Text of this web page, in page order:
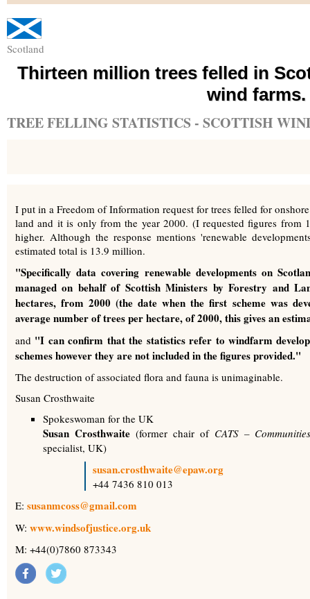
Scotland
Thirteen million trees felled in
wind farms.
TREE FELLING STATISTICS - SCOTTISH
I put in a Freedom of Information request for trees felled for
land and it is only from the year 2000. (I requested figures
higher. Although the response mentions 'renewable
estimated total is 13.9 million.
"Specifically data covering renewable developments on
managed on behalf of Scottish Ministers by Forestry and
hectares, from 2000 (the date when the first scheme was
average number of trees per hectare, of 2000, this gives an
and "I can confirm that the statistics refer to windfarm
schemes however they are not included in the figures provided."
The destruction of associated flora and fauna is unimaginable.
Susan Crosthwaite
Spokeswoman for the UK
Susan Crosthwaite(former chair of CATS –
specialist, UK)
susan.crosthwaite@epaw.org
+44 7436 810 013
E: susanmcoss@gmail.com
W: www.windsofjustice.org.uk
M: +44(0)7860 873343